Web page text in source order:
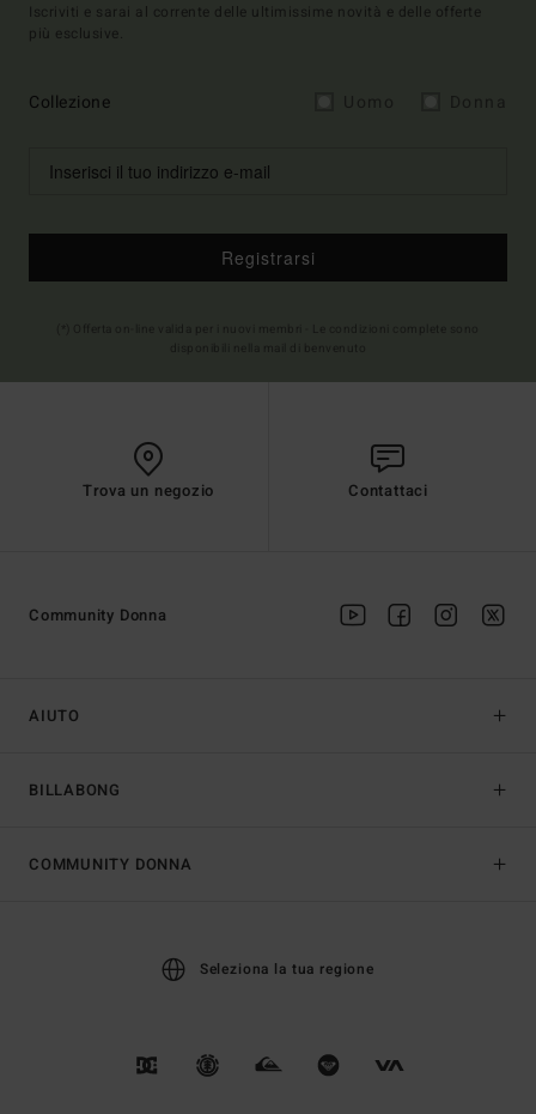
Iscriviti e sarai al corrente delle ultimissime novità e delle offerte
più esclusive.
Collezione
Registrarsi
Trova un negozio Contattaci
AIUTO
BILLABONG
Community Donna
COMMUNITY DONNA
Seleziona la tua regione